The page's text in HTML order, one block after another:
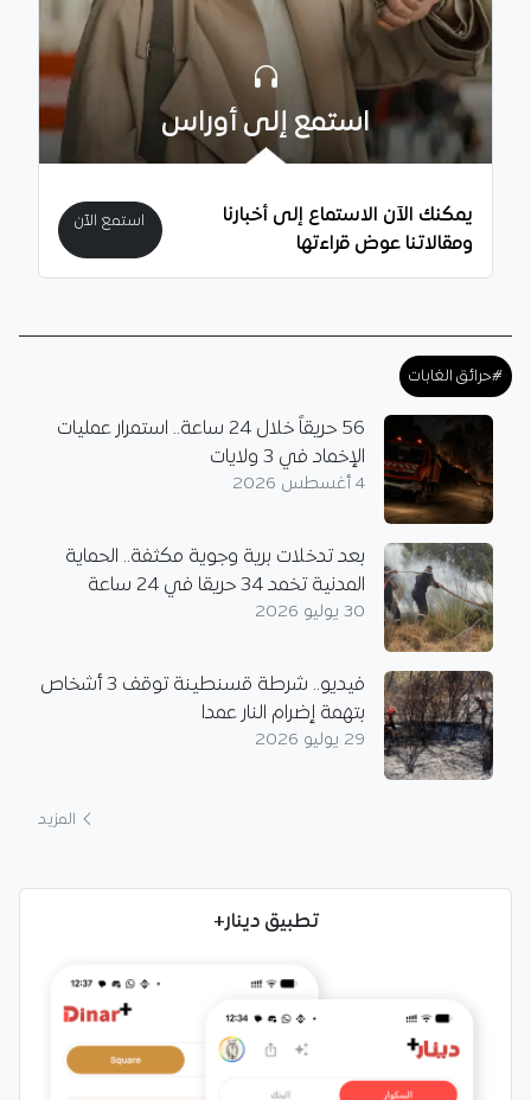
استمع إلى أوراس
يمكنك الآن الاستماع إلى أخبارنا
ومقالاتنا عوض قراءتها
استمع الآن
#حرائق الغابات
56 حريقاً خلال 24 ساعة.. استمرار عمليات
الإخماد في 3 ولايات
4 أغسطس 2026
بعد تدخلات برية وجوية مكثفة.. الحماية
المدنية تخمد 34 حريقا في 24 ساعة
30 يوليو 2026
فيديو.. شرطة قسنطينة توقف 3 أشخاص
بتهمة إضرام النار عمدا
29 يوليو 2026
المزيد
تطبيق دينار+